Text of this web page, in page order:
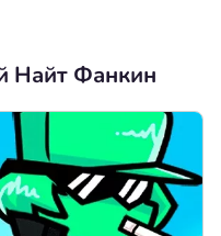
Найт Фанкин